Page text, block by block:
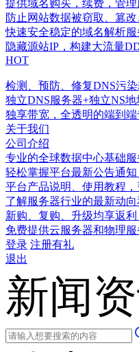
提供域名购买，续费，管理
防止网站数据被窃取、篡
快速安全稳定的域名解析服
隐藏源站IP，构建大流量
HOT
检测、预防、修复DNS污
独立DNS服务器+独立NS地
独享带宽，全透明的端到
关于我们
公司介绍
专业的全球数据中心基础
轻松掌握平台最新公告通知
平台产品说明、使用教程
了解服务器行业的最新动
新购、复购、升级均享返利
免费提供云服务器和物理
登录 注册有礼
退出
新闻